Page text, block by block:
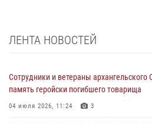
ЛЕНТА НОВОСТЕЙ
Сотрудники и ветераны
память геройски погибшего товарища
04 июля 2026, 11:24 3